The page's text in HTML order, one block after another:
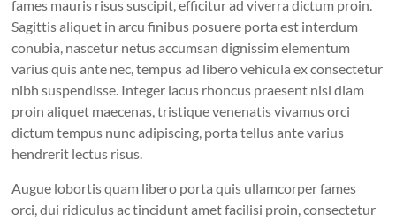
fames mauris risus suscipit, efficitur ad viverra dictum proin.
Sagittis aliquet in arcu finibus posuere porta est interdum
conubia, nascetur netus accumsan dignissim elementum
varius quis ante nec, tempus ad libero vehicula ex consectetur
nibh suspendisse. Integer lacus rhoncus praesent nisl diam
proin aliquet maecenas, tristique venenatis vivamus orci
dictum tempus nunc adipiscing, porta tellus ante varius
hendrerit lectus risus.
Augue lobortis quam libero porta quis ullamcorper fames
orci, dui ridiculus ac tincidunt amet facilisi proin, consectetur